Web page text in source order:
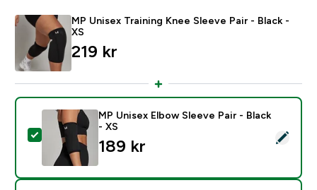
MP Unisex Training Knee Sleeve Pair - Black -
XS
219 kr‎
Select this product - MP Unisex Elbow Sleeve Pair -
MP Unisex Elbow Sleeve Pair - Black
- XS
189 kr‎